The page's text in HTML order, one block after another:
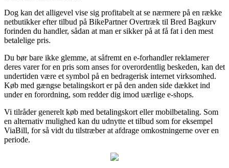
Dog kan det alligevel vise sig profitabelt at se nærmere på en række
netbutikker efter tilbud på BikePartner Overtræk til Bred Bagkurv
forinden du handler, sådan at man er sikker på at få fat i den mest
betalelige pris.
Du bør bare ikke glemme, at såfremt en e-forhandler reklamerer
deres varer for en pris som anses for overordentlig beskeden, kan det
undertiden være et symbol på en bedragerisk internet virksomhed.
Køb med gængse betalingskort er på den anden side dækket ind
under en forordning, som redder dig imod uærlige e-shops.
Vi tilråder generelt køb med betalingskort eller mobilbetaling. Som
en alternativ mulighed kan du udnytte et tilbud som for eksempel
ViaBill, for så vidt du tilstræber at afdrage omkostningerne over en
periode.